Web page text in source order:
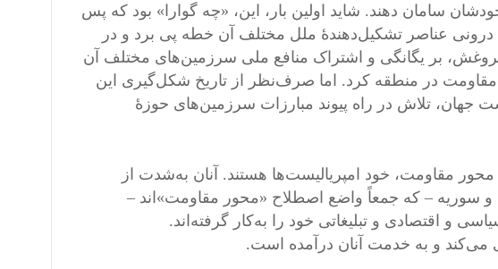
سامان دهند. شاید اولین بار، این، «چه گوارا» بود که پس
درونی عناصر تشکیل‌دهندۀ ملل مختلف آن خطه پی برد و در
بر یگانگی و اشتراک منافع ملی سرزمین‌های مختلف آن
در منطقه کرد. اما صرف‌نظر از تاریخ شکل‌گیری این
جهان، تلاش در راه پیوند مبارزات سرزمین‌های حوزۀ
مقاومت، خود امپریالیست‌ها هستند. آنان به‌شدت از
و سوریه – که جمعاً واضع اصطلاح «محور مقاومت»اند –
و اقتصادی و تبلیغاتی خود را به‌کار گرفته‌اند.
می‌کند و به خدمت آنان درآمده است.